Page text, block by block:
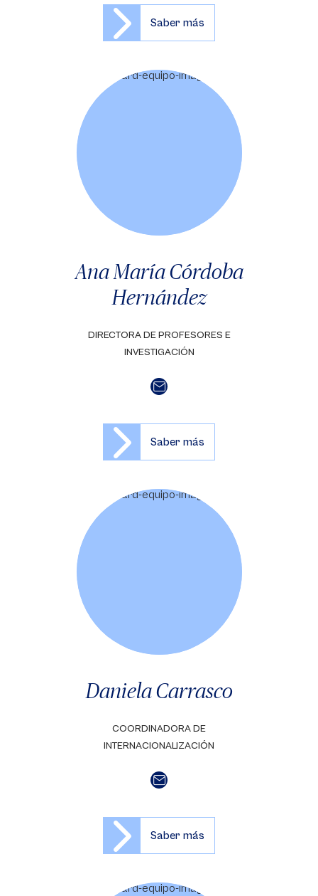
Saber más
Ana María Córdoba
Hernández
DIRECTORA DE PROFESORES E
INVESTIGACIÓN
Saber más
Daniela Carrasco
COORDINADORA DE
INTERNACIONALIZACIÓN
Saber más